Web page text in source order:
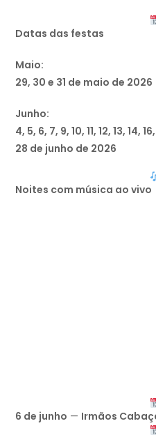
Datas das festas
Maio:
29, 30 e 31 de maio de 2026
Junho:
4, 5, 6, 7, 9, 10, 11, 12, 13, 14,
28 de junho de 2026
Noites com música ao vivo
6 de junho — Irmãos